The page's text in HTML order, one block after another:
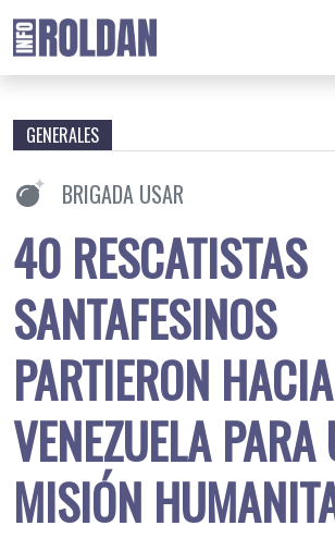
GENERALES
BRIGADA USAR
40 RESCATISTAS
SANTAFESINOS
PARTIERON HACIA
VENEZUELA PARA
MISIÓN